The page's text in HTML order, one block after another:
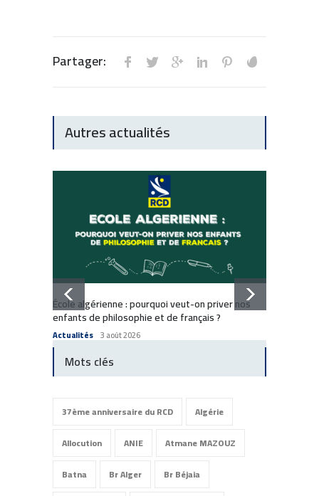
Partager:
Autres actualités
École algérienne : pourquoi veut-on priver nos
enfants de philosophie et de français ?
Actualités 3 août 2026
Mots clés
37ème anniversaire du RCD
Algérie
Allocution
ANIE
Atmane MAZOUZ
Batna
Br Alger
Br Béjaia